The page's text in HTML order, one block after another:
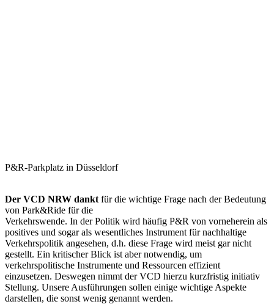
P&R-Parkplatz in Düsseldorf
Der VCD NRW dankt für die wichtige Frage nach der Bedeutung
von Park&Ride für die
Verkehrswende. In der Politik wird häufig P&R von vorneherein als
positives und sogar als wesentliches Instrument für nachhaltige
Verkehrspolitik angesehen, d.h. diese Frage wird meist gar nicht
gestellt. Ein kritischer Blick ist aber notwendig, um
verkehrspolitische Instrumente und Ressourcen effizient
einzusetzen. Deswegen nimmt der VCD hierzu kurzfristig initiativ
Stellung. Unsere Ausführungen sollen einige wichtige Aspekte
darstellen, die sonst wenig genannt werden.